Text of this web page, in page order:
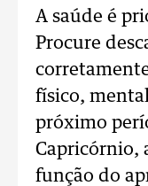
A saúde é
Procure
físico,
próximo
Capricórnio,
função do